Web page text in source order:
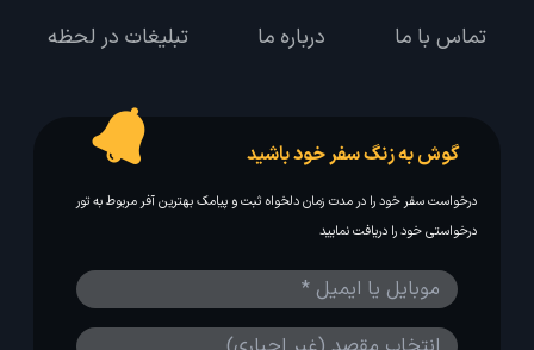
تماس با ما درباره ما تبلیغات در لحظه
گوش به زنگ سفر خود باشید
درخواست سفر خود را در مدت زمان دلخواه ثبت و پیامک بهترین آفر مربوط به تور
درخواستی خود را دریافت نمایید